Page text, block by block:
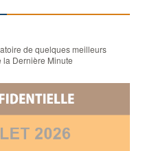
de quelques meilleurs
la Dernière Minute